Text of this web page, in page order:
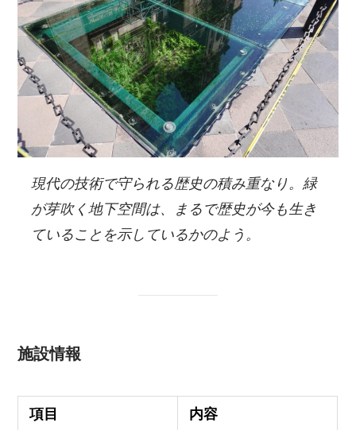
現代の技術で守られる歴史の積み重なり。緑
が芽吹く地下空間は、まるで歴史が今も生き
ていることを示しているかのよう。
施設情報
項目 内容